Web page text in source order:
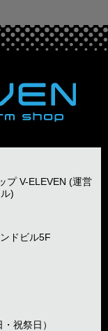
プ V-ELEVEN (運営
)
ドビル5F
祝祭日）